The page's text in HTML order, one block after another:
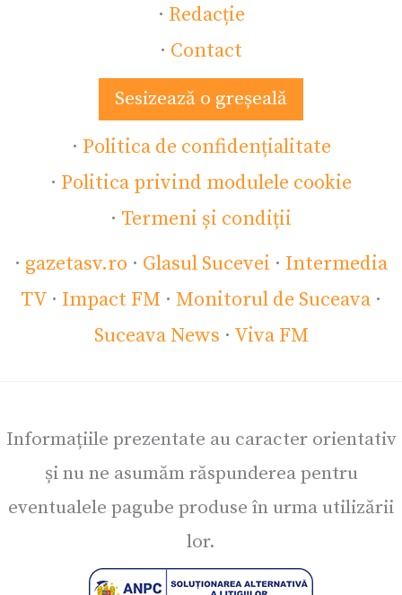
· Redacție
· Contact
Sesizează o greșeală
· Politica de confidențialitate
· Politica privind modulele cookie
· Termeni și condiții
· gazetasv.ro · Glasul Sucevei · Intermedia
TV · Impact FM · Monitorul de Suceava ·
Suceava News · Viva FM
Informațiile prezentate au caracter orientativ
și nu ne asumăm răspunderea pentru
eventualele pagube produse în urma utilizării
lor.